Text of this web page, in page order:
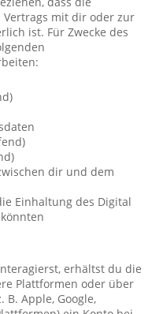
mit dir oder zur
ist. Für Zwecke des
dir und dem
Einhaltung des Digital
erhältst du die
Plattformen oder über
Apple, Google,